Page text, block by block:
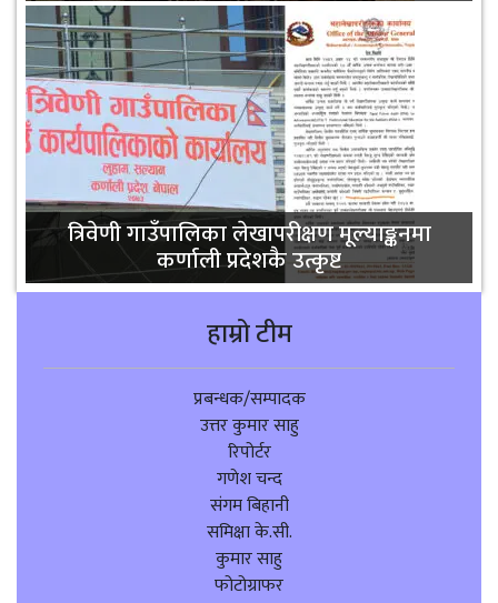
त्रिवेणी गाउँपालिका लेखापरीक्षण मूल्याङ्कनमा
कर्णाली प्रदेशकै उत्कृष्ट
हाम्रो टीम
प्रबन्धक/सम्पादक
उत्तर कुमार साहु
रिपोर्टर
गणेश चन्द
संगम बिहानी
समिक्षा के.सी.
कुमार साहु
फोटोग्राफर